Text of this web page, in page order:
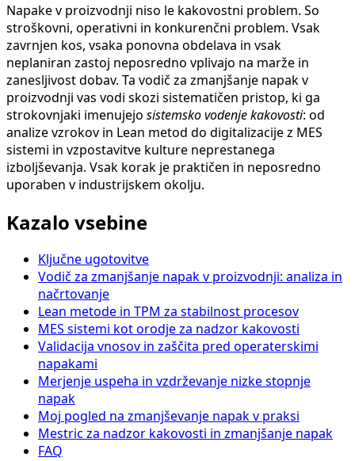
Napake v proizvodnji niso le kakovostni problem. So
stroškovni, operativni in konkurenčni problem. Vsak
zavrnjen kos, vsaka ponovna obdelava in vsak
neplaniran zastoj neposredno vplivajo na marže in
zanesljivost dobav. Ta vodič za zmanjšanje napak v
proizvodnji vas vodi skozi sistematičen pristop, ki ga
strokovnjaki imenujejo sistemsko vodenje kakovosti: od
analize vzrokov in Lean metod do digitalizacije z MES
sistemi in vzpostavitve kulture neprestanega
izboljševanja. Vsak korak je praktičen in neposredno
uporaben v industrijskem okolju.
Kazalo vsebine
Ključne ugotovitve
Vodič za zmanjšanje napak v proizvodnji: analiza in
načrtovanje
Lean metode in TPM za stabilnost procesov
MES sistemi kot orodje za nadzor kakovosti
Validacija vnosov in zaščita pred operaterskimi
napakami
Merjenje uspeha in vzdrževanje nizke stopnje
napak
Moj pogled na zmanjševanje napak v praksi
Mestric za nadzor kakovosti in zmanjšanje napak
FAQ